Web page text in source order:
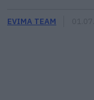
EVIMA TEAM